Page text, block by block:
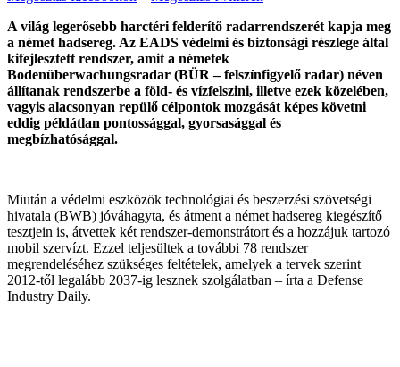
A világ legerősebb harctéri felderítő radarrendszerét kapja meg
a német hadsereg. Az EADS védelmi és biztonsági részlege által
kifejlesztett rendszer, amit a németek
Bodenüberwachungsradar (BÜR – felszínfigyelő radar) néven
állítanak rendszerbe a föld- és vízfelszini, illetve ezek közelében,
vagyis alacsonyan repülő célpontok mozgását képes követni
eddig példátlan pontossággal, gyorsasággal és
megbízhatósággal.
Miután a védelmi eszközök technológiai és beszerzési szövetségi
hivatala (BWB) jóváhagyta, és átment a német hadsereg kiegészítő
tesztjein is, átvettek két rendszer-demonstrátort és a hozzájuk tartozó
mobil szervízt. Ezzel teljesültek a további 78 rendszer
megrendeléséhez szükséges feltételek, amelyek a tervek szerint
2012-től legalább 2037-ig lesznek szolgálatban – írta a Defense
Industry Daily.